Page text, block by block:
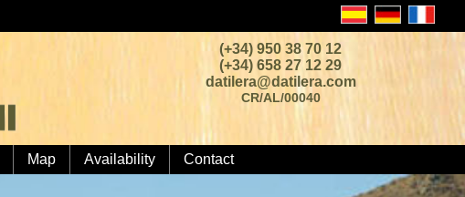
(+34) 950 38 70 12
(+34) 658 27 12 29
datilera@datilera.com
CR/AL/00040
Map Availability Contact